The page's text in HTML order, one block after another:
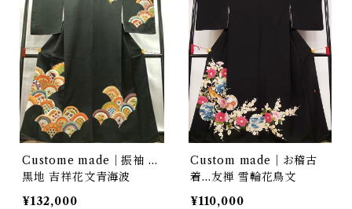
Custome made｜振袖 …
黒地 吉祥花文青海波
¥132,000
Custom made｜お稽古
着…友禅 雪輪花鳥文
¥110,000